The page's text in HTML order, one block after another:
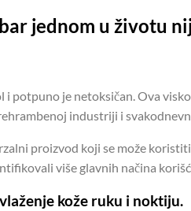
jednom u životu
i potpuno je netoksičan. Ova
industriji i
proizvod koji se može
više glavnih načina
kože ruku i noktiju.